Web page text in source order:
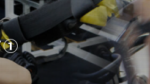
①